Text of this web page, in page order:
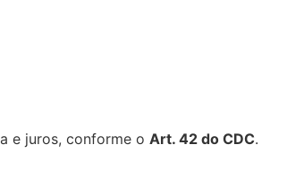
e juros, conforme o Art. 42 do CDC.